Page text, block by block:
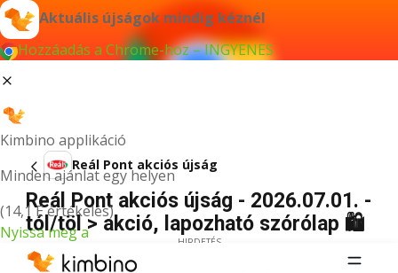
Aktuális újságok mindig kéznél
Hozzáadás a Chrome-hoz – INGYENES
Kimbino applikáció
Minden ajánlat egy helyen
(14,1 E értékelés)
Nyissa meg a
Reál Pont akciós újság
Reál Pont akciós újság - 2026.07.01. -
tól/töl > akció, lapozható szórólap 🛍️
HIRDETÉS